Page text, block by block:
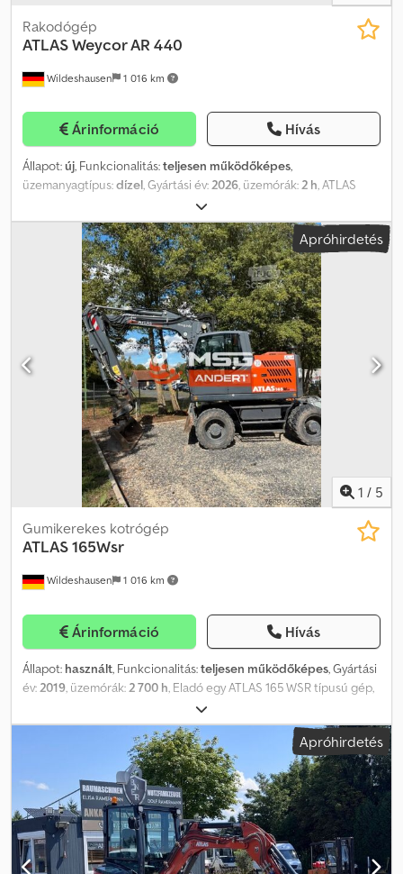
Wildeshausen 1 016 km
Rakodógép
ATLASWeycor AR 440
Árinformáció Hívás
Állapot:új, Funkcionalitás:teljesen működőképes,
üzemanyagtípus:dízel, Gyártási év:2026, üzemórák:2 h, ATLAS
Weyhausen AR440 homlokrakodó Műszaki adatok Gép súlya: 5450
kg Motor: Gyártó: Deutz dízelmotor, TD 2.9 L4 Djdpfjzr Hfzsx Anreck
Teljesítmény: 55,4 kW (75,3 LE) 2200 ford./perc fordulatszámon
Maximális nyomaték: 260 Nm 1600 ford./perc fordulatszámon
Hengerűrtartalom: 2920 cm³ Hengerek száma: 4, sorban Kialakítás:
vízhűtéses Kibocsátási norma: EU V. Kibocsátás-kezelő rendszer:
DOC és dízel részecskeszűrő (DPF) Extra felszerelés: Előkészítés
360°-os jelzőlámpa felszerelésére, beleértve a kábelköteget, a
kapcsolót és a konnektort Előkészítés rádió beépítésére,
komplett, rádió nélkül, beleértve a hangszórót és az antennát
Kanálpozíció jelzés rúd segítségével a hidraulikus emelőkarra
Állítható magasságú kormányoszlop Háttámlával ellátott ülés
fejtámlával (csak a Standard és SEA0011 modellekhez) 1250 mm-es
raklapvilla 2050 mm-es rakodókanál A készleten lévő, 2026-os
gyártású új gép előzetes értékesítése fenntartva. Nyomdai
hibákért felelősséget nem vállalunk.
Apróhirdetés
1 / 5
Wildeshausen 1 016 km
Gumikerekes kotrógép
ATLAS165Wsr
Árinformáció Hívás
Állapot: használt, Funkcionalitás:teljesen működőképes, Gyártási
év: 2019 , üzemórák: 2 700 h , Eladó egy ATLAS 165 WSR típusú gép,
melyre a következő információk vonatkoznak: - Gyártási év / első
regisztráció = 2019 - Üzemórák / futásteljesítmény = 2700 óra -
Gyorscsere rendszer (MS10) - Tartalmazza az 1. mélykanál
tartozékot - Rendszeresen szervizelt, egyetlen előző
tulajdonostól - Kalibrált gumiabroncsok - Jó állapotban, minden
szükséges funkcióval felszerelve - Jó, használt állapotban Dodpszr
Hfhjfx Anreck
Apróhirdetés